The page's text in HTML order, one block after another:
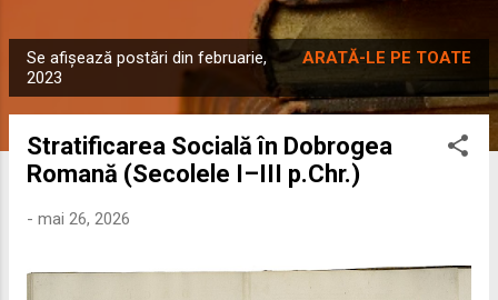
o
Se afișează postări din februarie,
2023
ARATĂ-LE PE TOATE
Stratificarea Socială în Dobrogea
Romană (Secolele I–III p.Chr.)
- mai 26, 2026